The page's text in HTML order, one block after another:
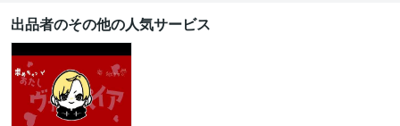
出品者のその他の人気サービス